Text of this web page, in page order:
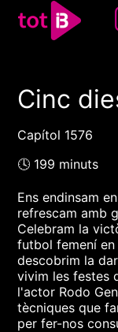
00:00
Cinc
Capítol 1576
🕓 199 minuts
Ens endinsam
refrescam amb
Celebram la
futbol femení
descobrim la
vivim les festes
l'actor Rodo
tècniques que
per fer-nos